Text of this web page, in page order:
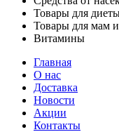
Товары для
Товары для мам и
Витамины
Главная
О нас
Доставка
Новости
Акции
Контакты